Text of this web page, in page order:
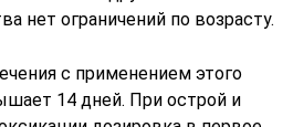
нет ограничений по возрасту.
с применением этого
14 дней. При острой и